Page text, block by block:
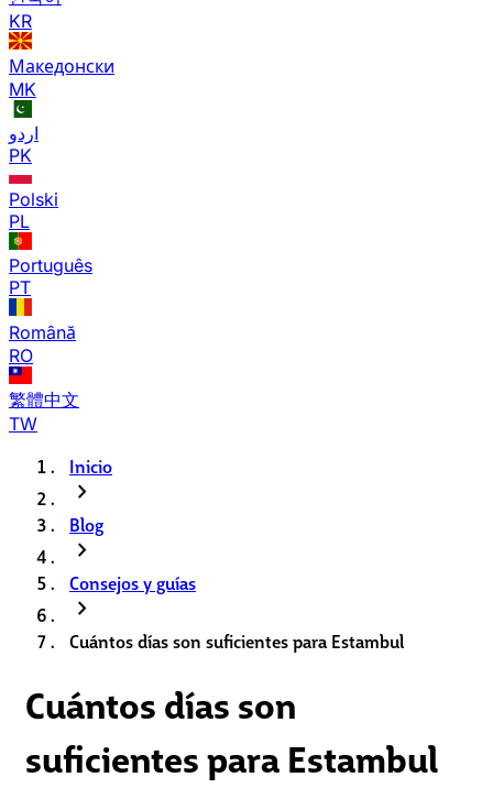
KR
Македонски
MK
اردو
PK
Polski
PL
Português
PT
Română
RO
繁體中文
TW
Inicio
chevron_right
Blog
chevron_right
Consejos y guías
chevron_right
Cuántos días son suficientes para Estambul
Cuántos días son
suficientes para Estambul